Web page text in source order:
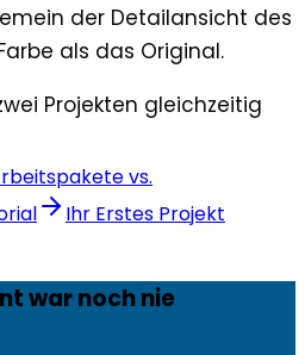
der Detailansicht des
als das Original.
Projekten gleichzeitig
vs.
Ihr Erstes Projekt
war noch nie